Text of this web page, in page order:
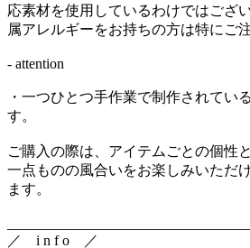
応素材を使用しているわけではござ
属アレルギーをお持ちの方は特にご
- attention
・一つひとつ手作業で制作されてい
す。
ご購入の際は、アイテムごとの個性
一点ものの風合いをお楽しみいただ
ます。
／ i n f o ／